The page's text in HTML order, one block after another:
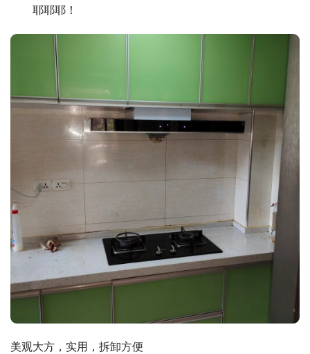
耶耶耶！
美观大方，实用，拆卸方便